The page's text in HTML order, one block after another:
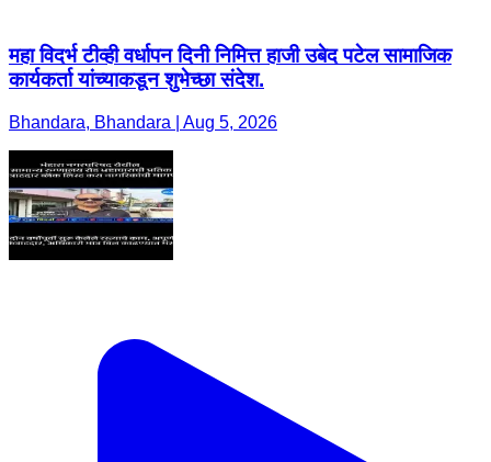
महा विदर्भ टीव्ही वर्धापन दिनी निमित्त हाजी उबेद पटेल सामाजिक
कार्यकर्ता यांच्याकडून शुभेच्छा संदेश.
Bhandara, Bhandara | Aug 5, 2026